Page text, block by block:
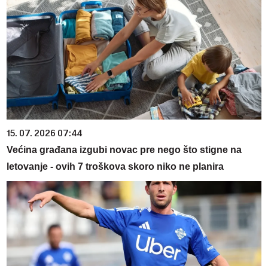
15. 07. 2026 07:44
Većina građana izgubi novac pre nego što stigne na
letovanje - ovih 7 troškova skoro niko ne planira